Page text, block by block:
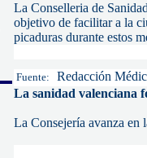
La Conselleria de
objetivo de facilitar a la
picaduras durante estos
Fuente: Redacción
La sanidad valenciana
La Consejería avanza en